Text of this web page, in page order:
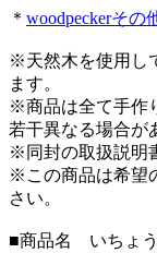
＊ woodpeckerその
※天然木を使用し
ます。
※商品は全て手作
若干異なる場合が
※同封の取扱説明
※この商品は希望
さい。
■商品名 いちょう